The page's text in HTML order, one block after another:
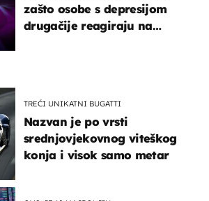
zašto osobe s depresijom
drugačije reagiraju na
TREĆI UNIKATNI BUGATTI
Nazvan je po vrsti
srednjovjekovnog viteškog
konja i visok samo metar